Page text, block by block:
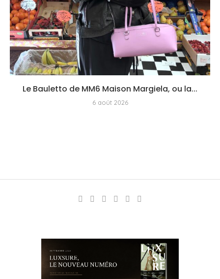
Le Bauletto de MM6 Maison Margiela, ou la...
6 août 2026